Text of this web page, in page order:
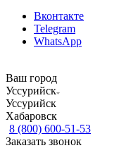
Вконтакте
Telegram
WhatsApp
Ваш город
Уссурийск
Уссурийск
Хабаровск
8 (800) 600-51-53
Заказать звонок